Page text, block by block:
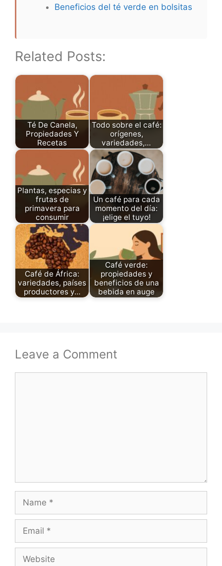
Beneficios del té verde en bolsitas
Related Posts:
Té De Canela,
Propiedades Y
Recetas
Todo sobre el café:
orígenes,
variedades,…
Plantas, especias y
frutas de
primavera para
consumir
Un café para cada
momento del día:
¡elige el tuyo!
Café de África:
variedades, países
productores y…
Café verde:
propiedades y
beneficios de una
bebida en auge
Leave a Comment